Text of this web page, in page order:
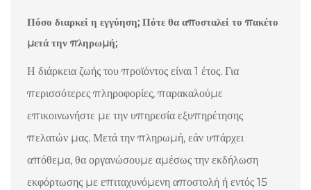
Πόσο διαρκεί η εγγύηση; Πότε θα αποσταλεί το πακέτο
μετά την πληρωμή;
Η διάρκεια ζωής του προϊόντος είναι 1 έτος. Για
περισσότερες πληροφορίες, παρακαλούμε
επικοινωνήστε με την υπηρεσία εξυπηρέτησης
πελατών μας. Μετά την πληρωμή, εάν υπάρχει
απόθεμα, θα οργανώσουμε αμέσως την εκδήλωση
εκφόρτωσης με επιταχυνόμενη αποστολή ή εντός 15